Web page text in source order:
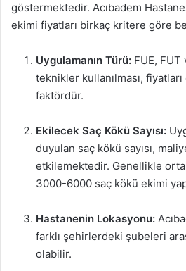
göstermektedir. Acıbadem
ekimi fiyatları birkaç kritere göre
Uygulamanın Türü: FUE, FUT
teknikler kullanılması,
faktördür.
Ekilecek Saç Kökü Sayısı:
duyulan saç kökü sayısı,
etkilemektedir. Genellikle
3000-6000 saç kökü ekimi
Hastanenin Lokasyonu:
farklı şehirlerdeki şubeleri
olabilir.